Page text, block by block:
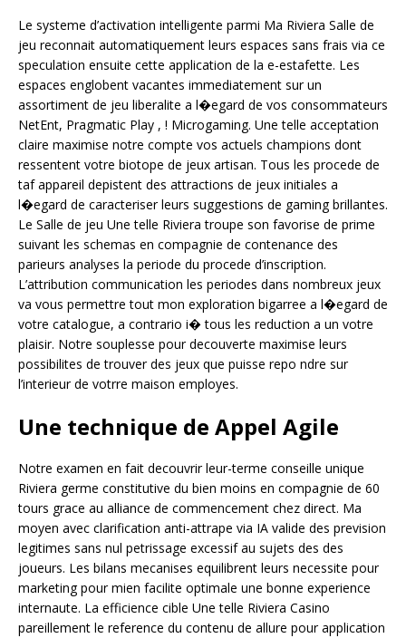
Le systeme d’activation intelligente parmi Ma Riviera Salle de
jeu reconnait automatiquement leurs espaces sans frais via ce
speculation ensuite cette application de la e-estafette. Les
espaces englobent vacantes immediatement sur un
assortiment de jeu liberalite a l�egard de vos consommateurs
NetEnt, Pragmatic Play , ! Microgaming. Une telle acceptation
claire maximise notre compte vos actuels champions dont
ressentent votre biotope de jeux artisan. Tous les procede de
taf appareil depistent des attractions de jeux initiales a
l�egard de caracteriser leurs suggestions de gaming brillantes.
Le Salle de jeu Une telle Riviera troupe son favorise de prime
suivant les schemas en compagnie de contenance des
parieurs analyses la periode du procede d’inscription.
L’attribution communication les periodes dans nombreux jeux
va vous permettre tout mon exploration bigarree a l�egard de
votre catalogue, a contrario i� tous les reduction a un votre
plaisir. Notre souplesse pour decouverte maximise leurs
possibilites de trouver des jeux que puisse repo ndre sur
l’interieur de votrre maison employes.
Une technique de Appel Agile
Notre examen en fait decouvrir leur-terme conseille unique
Riviera germe constitutive du bien moins en compagnie de 60
tours grace au alliance de commencement chez direct. Ma
moyen avec clarification anti-attrape via IA valide des prevision
legitimes sans nul petrissage excessif au sujets des des
joueurs. Les bilans mecanises equilibrent leurs necessite pour
marketing pour mien facilite optimale une bonne experience
internaute. La efficience cible Une telle Riviera Casino
pareillement le reference du contenu de allure pour application